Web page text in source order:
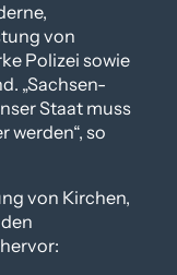
von
Polizei sowie
„Sachsen-
Staat muss
werden“, so
von Kirchen,